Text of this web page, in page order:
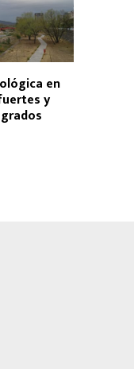
en
y